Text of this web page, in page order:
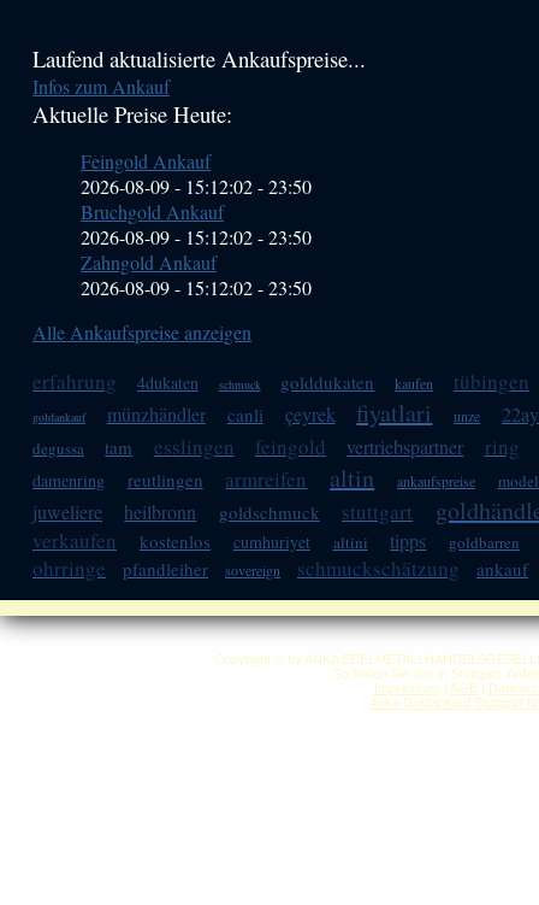
Haupt-
Sidebar
Laufend aktualisierte Ankaufspreise...
Infos zum Ankauf
Aktuelle Preise Heute:
Feingold Ankauf
2026-08-09 - 15:12:02-23:50
Bruchgold Ankauf
2026-08-09 - 15:12:02-23:50
Zahngold Ankauf
2026-08-09 - 15:12:02-23:50
Alle Ankaufspreise anzeigen
erfahrung 4dukaten schmuck golddukaten kaufen tübingen
goldankauf münzhändler canli çeyrek fiyatlari unze
degussa tam esslingen feingold vertriebspartner ring
damenring reutlingen armreifen altin ankaufspreise
juweliere heilbronn goldschmuck stuttgart
verkaufen kostenlos cumhuriyet altini tipps goldbarren
ohrringe pfandleiher sovereign schmuckschätzung ankauf
Copyright © by ANKA
So finden Sie uns in Stuttgart:
Impressum| AGB|
Anka Goldankauf Stuttgart